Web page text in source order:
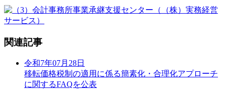
関連記事
令和7年07月28日
移転価格税制の適用に係る簡素化・合理化アプローチ
に関するFAQを公表